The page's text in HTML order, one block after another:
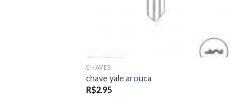
CHAVES
chave yale arouca
R$2.95